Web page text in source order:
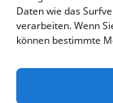
Daten wie das
verarbeiten. Wenn
können bestimmte
Impressum